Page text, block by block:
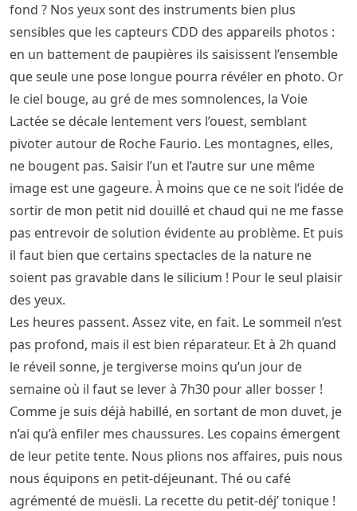
fond ? Nos yeux sont des instruments bien plus
sensibles que les capteurs CDD des appareils photos :
en un battement de paupières ils saisissent l’ensemble
que seule une pose longue pourra révéler en photo. Or
le ciel bouge, au gré de mes somnolences, la Voie
Lactée se décale lentement vers l’ouest, semblant
pivoter autour de Roche Faurio. Les montagnes, elles,
ne bougent pas. Saisir l’un et l’autre sur une même
image est une gageure. À moins que ce ne soit l’idée de
sortir de mon petit nid douillé et chaud qui ne me fasse
pas entrevoir de solution évidente au problème. Et puis
il faut bien que certains spectacles de la nature ne
soient pas gravable dans le silicium ! Pour le seul plaisir
des yeux.
Les heures passent. Assez vite, en fait. Le sommeil n’est
pas profond, mais il est bien réparateur. Et à 2h quand
le réveil sonne, je tergiverse moins qu’un jour de
semaine où il faut se lever à 7h30 pour aller bosser !
Comme je suis déjà habillé, en sortant de mon duvet, je
n’ai qu’à enfiler mes chaussures. Les copains émergent
de leur petite tente. Nous plions nos affaires, puis nous
nous équipons en petit-déjeunant. Thé ou café
agrémenté de muësli. La recette du petit-déj’ tonique !